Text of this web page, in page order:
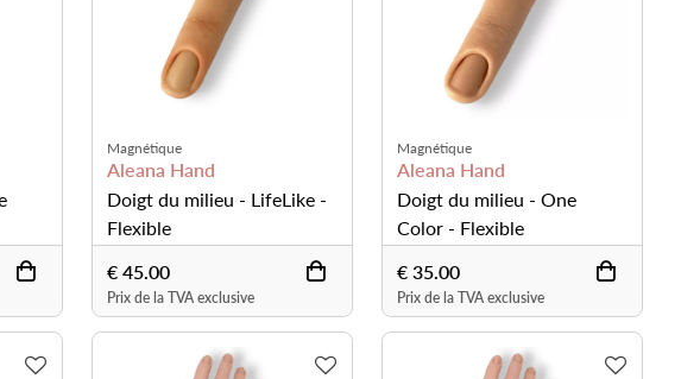
Magnétique
Aleana Hand
Doigt du milieu - LifeLike -
Flexible
€ 45.00
Prix de la TVA exclusive
Magnétique
Aleana Hand
Doigt du milieu - One
Color - Flexible
€ 35.00
Prix de la TVA exclusive